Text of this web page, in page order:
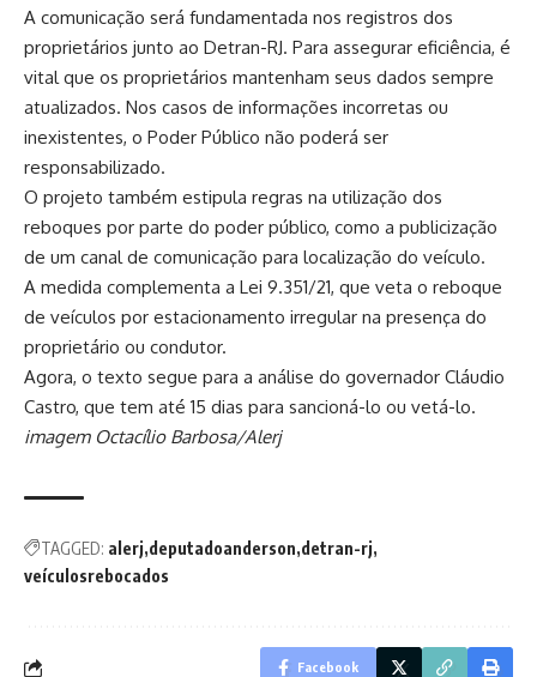
A comunicação será fundamentada nos registros dos
proprietários junto ao Detran-RJ. Para assegurar eficiência, é
vital que os proprietários mantenham seus dados sempre
atualizados. Nos casos de informações incorretas ou
inexistentes, o Poder Público não poderá ser
responsabilizado.
O projeto também estipula regras na utilização dos
reboques por parte do poder público, como a publicização
de um canal de comunicação para localização do veículo.
A medida complementa a Lei 9.351/21, que veta o reboque
de veículos por estacionamento irregular na presença do
proprietário ou condutor.
Agora, o texto segue para a análise do governador Cláudio
Castro, que tem até 15 dias para sancioná-lo ou vetá-lo.
imagem Octacílio Barbosa/Alerj
TAGGED: alerj deputadoanderson detran-rj
veículosrebocados
Facebook